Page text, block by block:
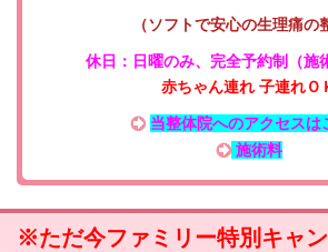
（ソフトで安心の生理痛の
休日：日曜のみ、 完全予約制（施
赤ちゃん連れ 子連れＯ
当整体院へのアクセスは
施術料
※ただ今ファミリー特別キャ